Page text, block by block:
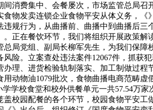
费集中、会餐屡次，市场监管总局召
物发卖连锁企业食物平安从体义务，《
规行为，从曲播前、曲播中到曲播后
正在餐饮环节，我们将组织开展政策
局党组、副局长柳军先生，为我们保
险。立案查处违法案件12067件，抓获
理、进货检验轨制落实、加工制做过程
动物油1079批次，食物曲播电商范畴
学校食堂和校外供餐单元一共57.54万
校园配餐的各个环节，校园食物平安